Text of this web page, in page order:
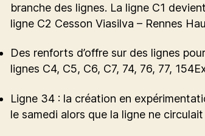
branche des lignes. La ligne C1
ligne C2 Cesson Viasilva – Rennes
Des renforts d’offre sur des lignes
lignes C4, C5, C6, C7, 74, 76, 77,
Ligne 34 : la création en
le samedi alors que la ligne ne circulait